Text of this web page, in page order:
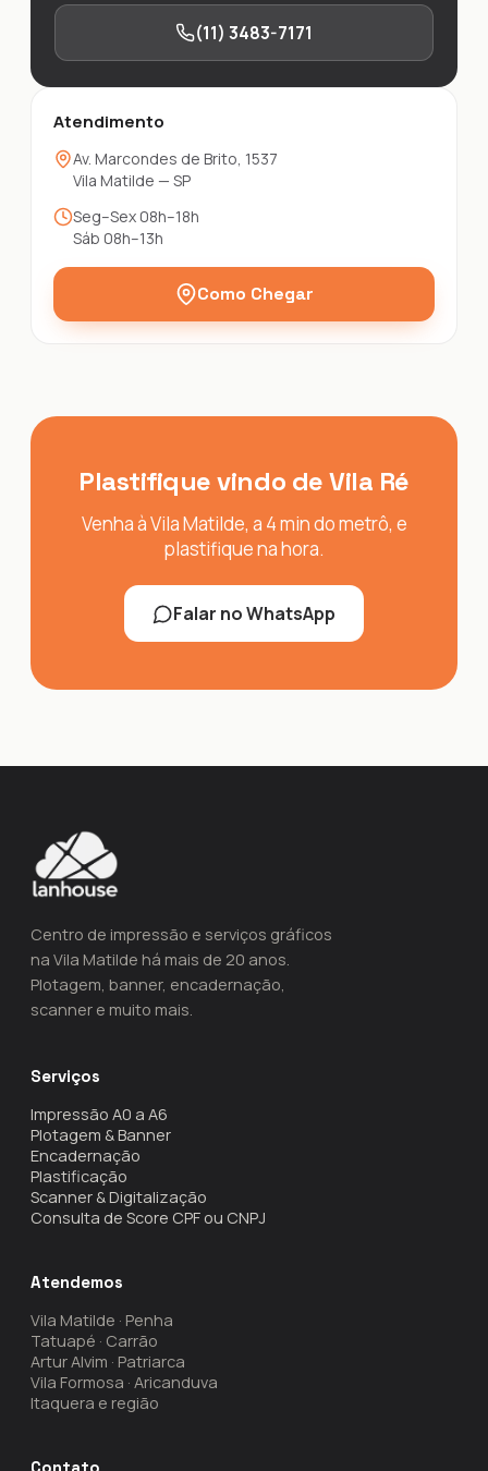
(11) 3483-7171
Atendimento
Av. Marcondes de Brito, 1537
Vila Matilde — SP
Seg–Sex 08h–18h
Sáb 08h–13h
Como Chegar
Plastifique vindo de Vila Ré
Venha à Vila Matilde, a 4 min do metrô, e
plastifique na hora.
Falar no WhatsApp
Centro de impressão e serviços gráficos
na Vila Matilde há mais de 20 anos.
Plotagem, banner, encadernação,
scanner e muito mais.
Serviços
Impressão A0 a A6
Plotagem & Banner
Encadernação
Plastificação
Scanner & Digitalização
Consulta de Score CPF ou CNPJ
Atendemos
Vila Matilde · Penha
Tatuapé · Carrão
Artur Alvim · Patriarca
Vila Formosa · Aricanduva
Itaquera e região